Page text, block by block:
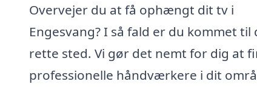
Overvejer du at få ophængt dit tv i
Engesvang? I så fald er du kommet til
rette sted. Vi gør det nemt for dig at
professionelle håndværkere i dit